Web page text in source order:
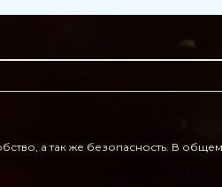
а так же безопасность. В